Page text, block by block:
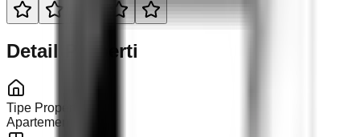
Detail Properti
Tipe Properti
Apartemen